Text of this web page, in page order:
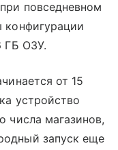
повседневном
конфигурации
ГБ ОЗУ.
от 15
устройство
числа магазинов,
запуск еще